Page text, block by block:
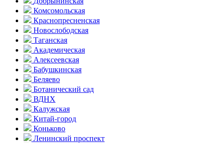
Комсо­мольская
Краснопресненская
Новослободская
Таганская
Академическая
Алексеевская
Бабушкинская
Беляево
Ботанический сад
ВДНХ
Калужская
Китай-город
Коньково
Ленинский проспект